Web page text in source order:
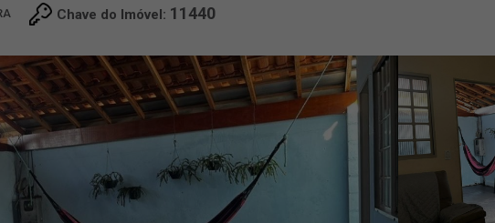
Chave do Imóvel: 11440